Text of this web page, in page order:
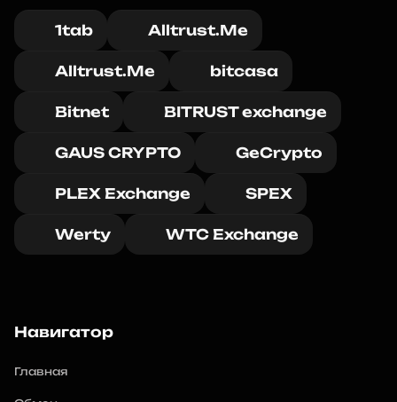
1tab Alltrust.Me
Alltrust.Me bitcasa
Bitnet BITRUST exchange
GAUS CRYPTO GeCrypto
PLEX Exchange SPEX
Werty WTC Exchange
Навигатор
Главная